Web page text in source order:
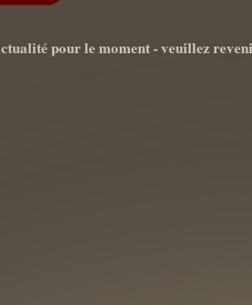
pour le moment - veuillez